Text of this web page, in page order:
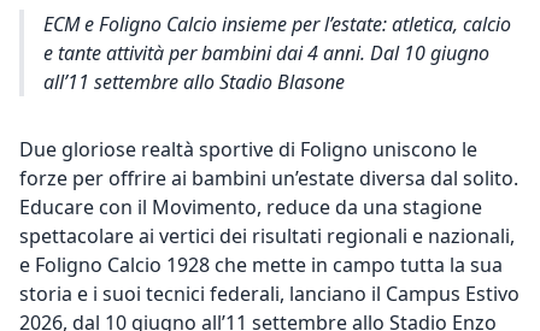
ECM e Foligno Calcio insieme per l’estate: atletica, calcio
e tante attività per bambini dai 4 anni. Dal 10 giugno
all’11 settembre allo Stadio Blasone
Due gloriose realtà sportive di Foligno uniscono le
forze per offrire ai bambini un’estate diversa dal solito.
Educare con il Movimento, reduce da una stagione
spettacolare ai vertici dei risultati regionali e nazionali,
e Foligno Calcio 1928 che mette in campo tutta la sua
storia e i suoi tecnici federali, lanciano il Campus Estivo
2026, dal 10 giugno all’11 settembre allo Stadio Enzo